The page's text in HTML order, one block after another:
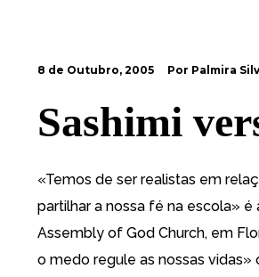
8 de Outubro, 2005 Por Palmira
Sashimi
«Temos de ser realistas em
partilhar a nossa fé na escola» é
Assembly of God Church, em
o medo regule as nossas